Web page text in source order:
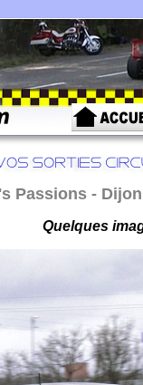
Passions -
Quelques